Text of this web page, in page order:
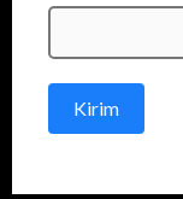
Kirim